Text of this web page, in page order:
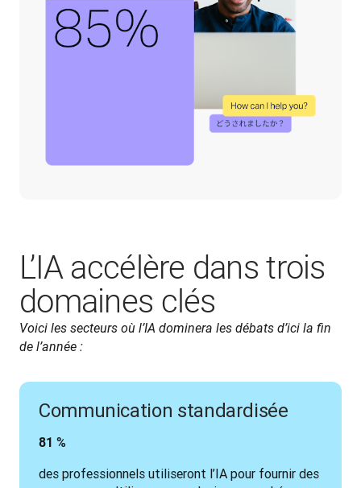
L’IA accélère dans trois
domaines clés
Voici les secteurs où l’IA dominera les débats d’ici la fin
de l’année :
Communication standardisée
81 %
des professionnels utiliseront l’IA pour fournir des